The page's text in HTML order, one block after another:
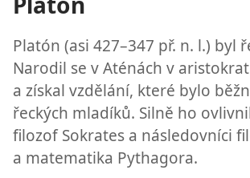
Platón (asi 427–347 př. n. l.) byl
Narodil se v Aténách v
a získal vzdělání, které bylo
řeckých mladíků. Silně ho
filozof Sokrates a následovníci
a matematika Pythagora.